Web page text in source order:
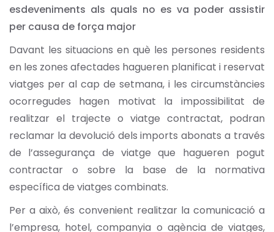
esdeveniments als quals no es va poder assistir
per causa de força major
Davant les situacions en què les persones residents
en les zones afectades hagueren planificat i reservat
viatges per al cap de setmana, i les circumstàncies
ocorregudes hagen motivat la impossibilitat de
realitzar el trajecte o viatge contractat, podran
reclamar la devolució dels imports abonats a través
de l’assegurança de viatge que hagueren pogut
contractar o sobre la base de la normativa
específica de viatges combinats.
Per a això, és convenient realitzar la comunicació a
l’empresa, hotel, companyia o agència de viatges,